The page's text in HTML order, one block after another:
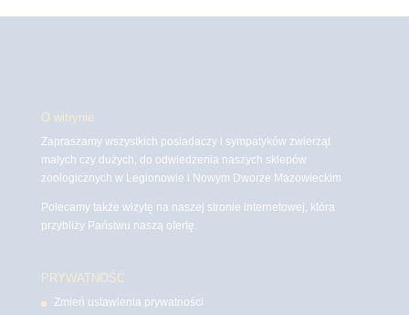
O witrynie
Zapraszamy wszystkich posiadaczy i sympatyków zwierząt
małych czy dużych, do odwiedzenia naszych sklepów
zoologicznych w Legionowie i Nowym Dworze Mazowieckim
Polecamy także wizytę na naszej stronie internetowej, która
przybliży Państwu naszą ofertę.
PRYWATNOŚĆ
Zmień ustawienia prywatności